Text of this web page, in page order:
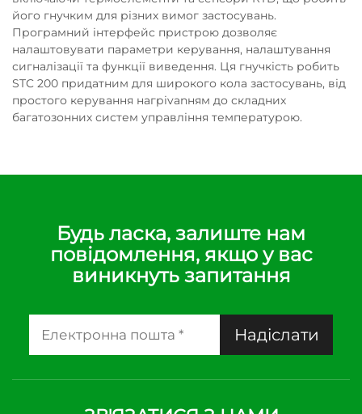
його гнучким для різних вимог застосувань.
Програмний інтерфейс пристрою дозволяє
налаштовувати параметри керування, налаштування
сигналізації та функції виведення. Ця гнучкість робить
STC 200 придатним для широкого кола застосувань, від
простого керування нагріvanням до складних
багатозонних систем управління температурою.
Будь ласка, залиште нам
повідомлення, якщо у вас
виникнуть запитання
Надіслати